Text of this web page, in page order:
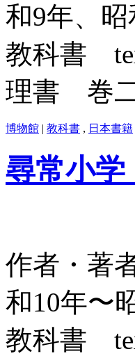
和9年、昭
教科書
理書 巻
博物館 | 教科書 , 日本書籍
尋常小
作者・著
和10年〜
教科書